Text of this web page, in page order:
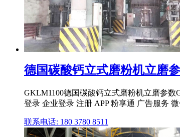
德国碳酸钙立式磨粉机立磨
GKLM1100德国碳酸钙立式磨粉机立磨参
登录 企业登录 注册 APP 粉享通 广告服务
联系电话: 180 3780 8511